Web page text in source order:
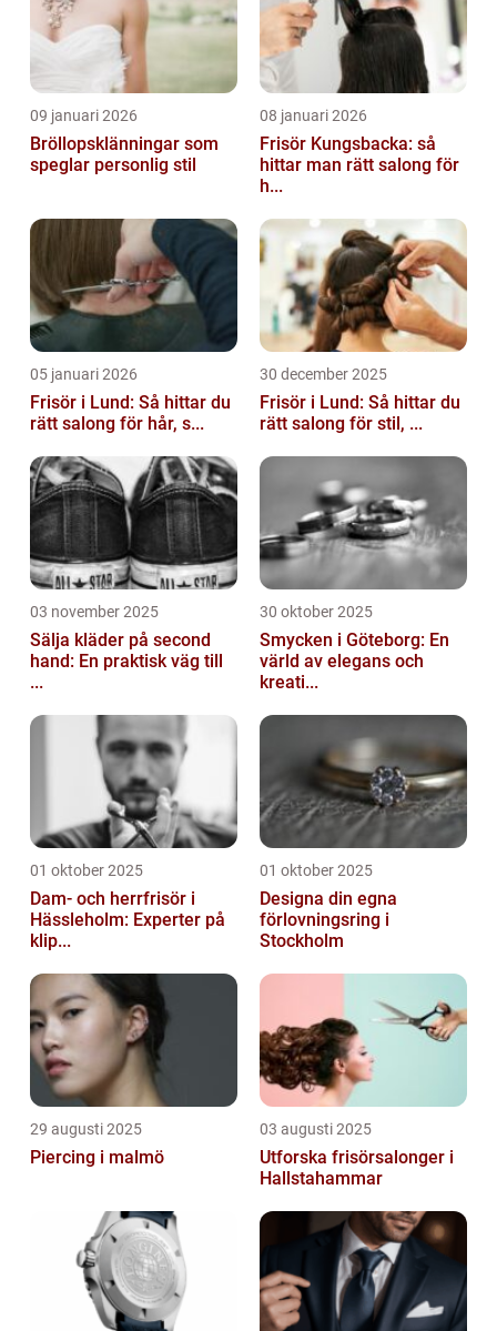
09 januari 2026
Bröllopsklänningar som
speglar personlig stil
08 januari 2026
Frisör Kungsbacka: så
hittar man rätt salong för
h...
05 januari 2026
Frisör i Lund: Så hittar du
rätt salong för hår, s...
30 december 2025
Frisör i Lund: Så hittar du
rätt salong för stil, ...
03 november 2025
Sälja kläder på second
hand: En praktisk väg till
...
30 oktober 2025
Smycken i Göteborg: En
värld av elegans och
kreati...
01 oktober 2025
Dam- och herrfrisör i
Hässleholm: Experter på
klip...
01 oktober 2025
Designa din egna
förlovningsring i
Stockholm
29 augusti 2025
Piercing i malmö
03 augusti 2025
Utforska frisörsalonger i
Hallstahammar